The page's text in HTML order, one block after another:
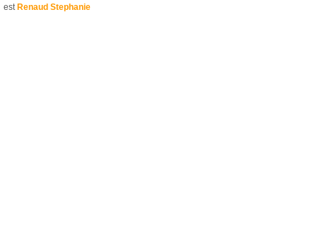
estRenaud Stephanie